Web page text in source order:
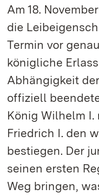
Am 18.
die
Termin vor
königliche
Abhängigkeit
offiziell
König Wilhelm I.
Friedrich I. den
bestiegen. Der
seinen ersten
Weg bringen,